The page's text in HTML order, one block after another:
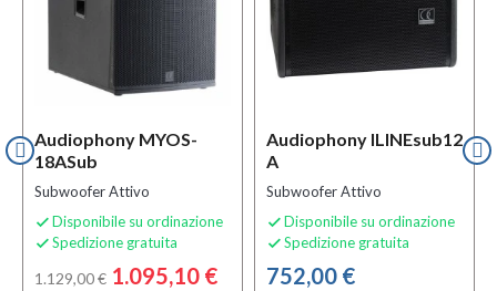
Audiophony MYOS-
18ASub
Subwoofer Attivo
 Disponibile su ordinazione
 Spedizione gratuita
1.129,00 € 1.095,10 €
Audiophony ILINEsub12
A
Subwoofer Attivo
 Disponibile su ordinazione
 Spedizione gratuita
752,00 €